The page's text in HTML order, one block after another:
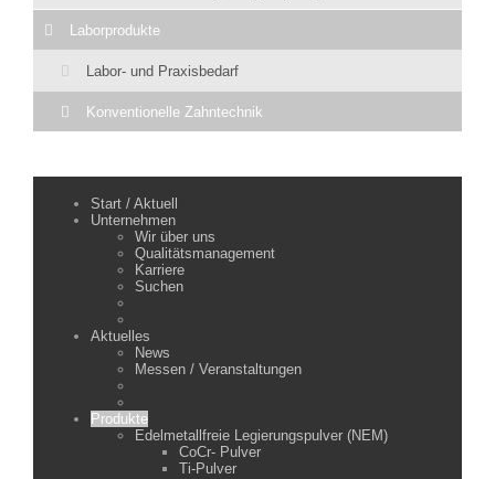
Laborprodukte
Labor- und Praxisbedarf
Konventionelle Zahntechnik
Start / Aktuell
Unternehmen
Wir über uns
Qualitätsmanagement
Karriere
Suchen
Aktuelles
News
Messen / Veranstaltungen
Produkte
Edelmetallfreie Legierungspulver (NEM)
CoCr- Pulver
Ti-Pulver